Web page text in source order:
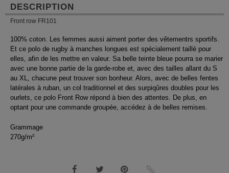
DESCRIPTION
Front row FR101
100% coton. Les femmes aussi aiment porter des vêtementrs sportifs.
Et ce polo de rugby à manches longues est spécialement taillé pour
elles, afin de les mettre en valeur. Sa belle teinte bleue pourra se marier
avec une bonne partie de la garde-robe et, avec des tailles allant du S
au XL, chacune peut trouver son bonheur. Alors, avec de belles fentes
latérales à ruban, un col traditionnel et des surpiqûres doubles pour les
ourlets, ce polo Front Row répond à bien des attentes. De plus, en
optant pour une commande groupée, accédez à de belles remises.
Grammage
270g/m²